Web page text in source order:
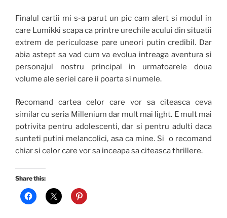
Finalul cartii mi s-a parut un pic cam alert si modul in
care Lumikki scapa ca printre urechile acului din situatii
extrem de periculoase pare uneori putin credibil. Dar
abia astept sa vad cum va evolua intreaga aventura si
personajul nostru principal in urmatoarele doua
volume ale seriei care ii poarta si numele.
Recomand cartea celor care vor sa citeasca ceva
similar cu seria Millenium dar mult mai light. E mult mai
potrivita pentru adolescenti, dar si pentru adulti daca
sunteti putini melancolici, asa ca mine. Si o recomand
chiar si celor care vor sa inceapa sa citeasca thrillere.
Share this: